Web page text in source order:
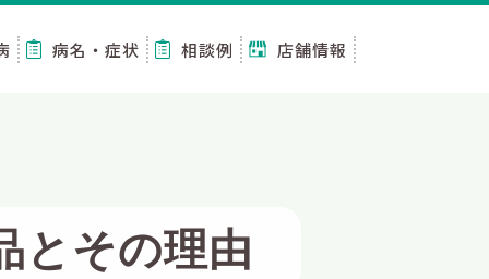
病名・症状 相談例 店舗情報
とその理由